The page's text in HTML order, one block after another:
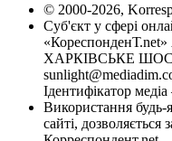
© 2000-2026,
Суб'єкт у сфері
«КореспонденТ.net»
ХАРКІВСЬКЕ ШОСЕ,
Ідентифікатор
Використання будь-
сайті,